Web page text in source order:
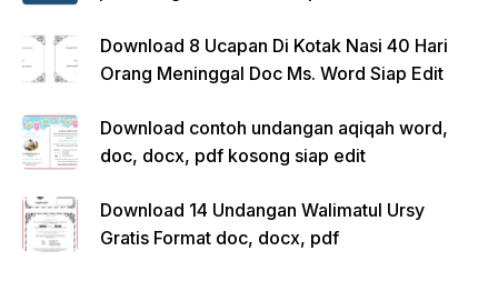
Download 8 Ucapan Di Kotak Nasi 40 Hari
Orang Meninggal Doc Ms. Word Siap Edit
Download contoh undangan aqiqah word,
doc, docx, pdf kosong siap edit
Download 14 Undangan Walimatul Ursy
Gratis Format doc, docx, pdf